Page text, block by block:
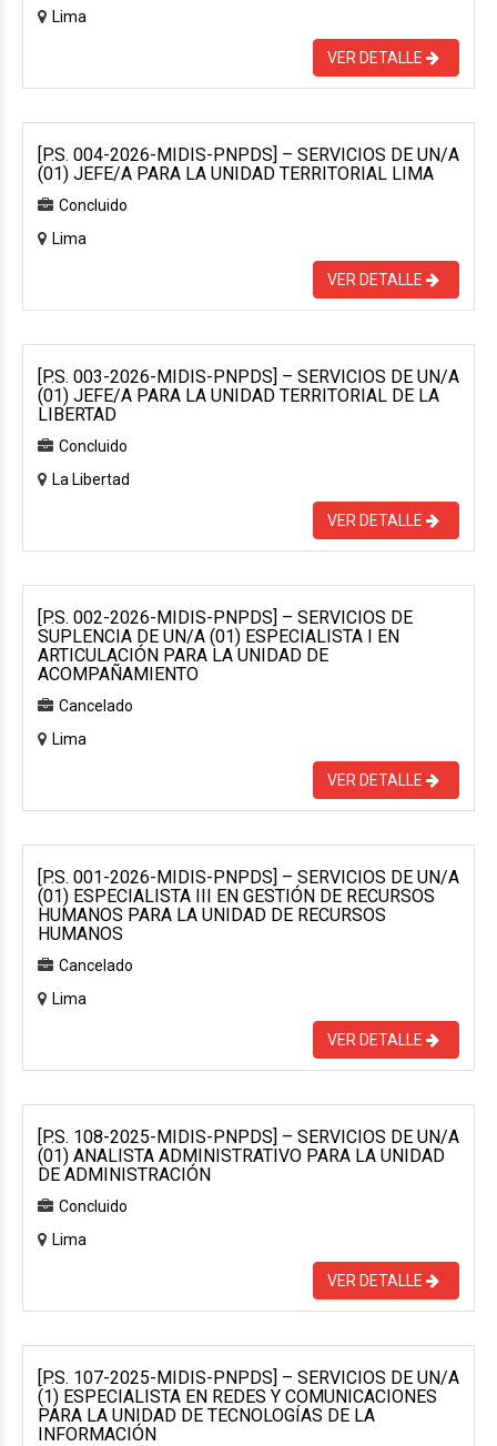
Lima
VER DETALLE
[P.S. 004-2026-MIDIS-PNPDS] – SERVICIOS DE UN/A
(01) JEFE/A PARA LA UNIDAD TERRITORIAL LIMA
Concluido
Lima
VER DETALLE
[P.S. 003-2026-MIDIS-PNPDS] – SERVICIOS DE UN/A
(01) JEFE/A PARA LA UNIDAD TERRITORIAL DE LA
LIBERTAD
Concluido
La Libertad
VER DETALLE
[P.S. 002-2026-MIDIS-PNPDS] – SERVICIOS DE
SUPLENCIA DE UN/A (01) ESPECIALISTA I EN
ARTICULACIÓN PARA LA UNIDAD DE
ACOMPAÑAMIENTO
Cancelado
Lima
VER DETALLE
[P.S. 001-2026-MIDIS-PNPDS] – SERVICIOS DE UN/A
(01) ESPECIALISTA III EN GESTIÓN DE RECURSOS
HUMANOS PARA LA UNIDAD DE RECURSOS
HUMANOS
Cancelado
Lima
VER DETALLE
[P.S. 108-2025-MIDIS-PNPDS] – SERVICIOS DE UN/A
(01) ANALISTA ADMINISTRATIVO PARA LA UNIDAD
DE ADMINISTRACIÓN
Concluido
Lima
VER DETALLE
[P.S. 107-2025-MIDIS-PNPDS] – SERVICIOS DE UN/A
(1) ESPECIALISTA EN REDES Y COMUNICACIONES
PARA LA UNIDAD DE TECNOLOGÍAS DE LA
INFORMACIÓN